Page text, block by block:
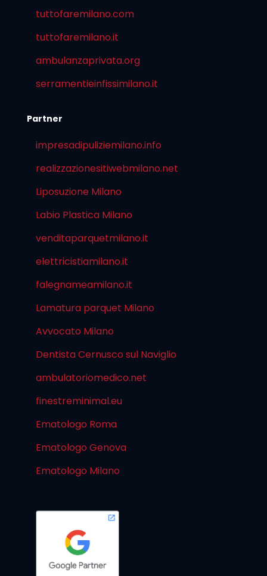
tuttofaremilano.com
tuttofaremilano.it
ambulanzaprivata.org
serramentieinfissimilano.it
Partner
impresadipuliziemilano.info
realizzazionesitiwebmilano.net
Liposuzione Milano
Labio Plastica Milano
venditaparquetmilano.it
elettricistiamilano.it
falegnameamilano.it
Lamatura parquet Milano
Avvocato Milano
Dentista Cernusco sul Naviglio
ambulatoriomedico.net
finestreminimal.eu
Ematologo Roma
Ematologo Genova
Ematologo Milano